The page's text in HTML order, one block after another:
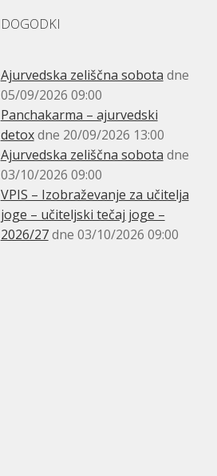
DOGODKI
Ajurvedska zeliščna sobota dne
05/09/2026 09:00
Panchakarma – ajurvedski
detoxdne 20/09/2026 13:00
Ajurvedska zeliščna sobota dne
03/10/2026 09:00
VPIS – Izobraževanje za učitelja
joge – učiteljski tečaj joge –
2026/27dne 03/10/2026 09:00